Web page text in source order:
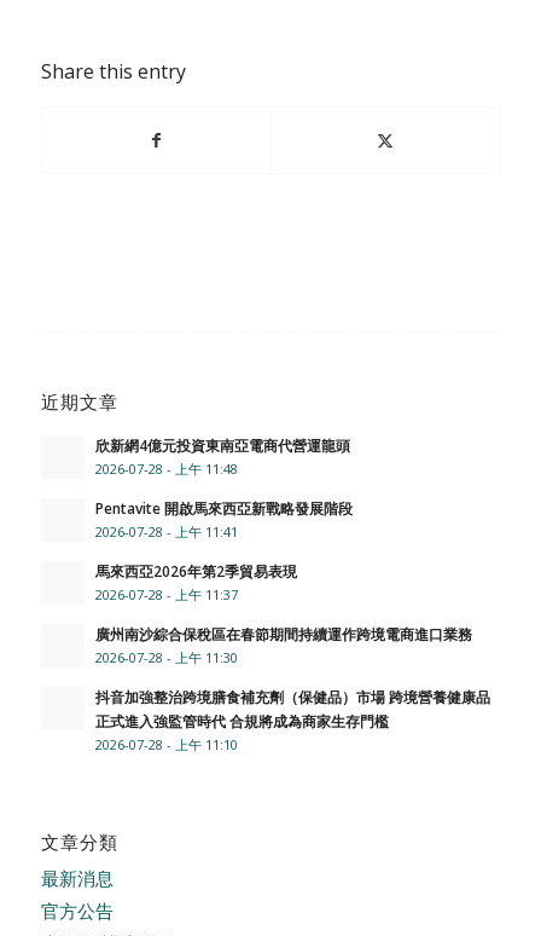
Share this entry
近期文章
欣新網4億元投資東南亞電商代營運龍頭
2026-07-28 - 上午 11:48
Pentavite 開啟馬來西亞新戰略發展階段
2026-07-28 - 上午 11:41
馬來西亞2026年第2季貿易表現
2026-07-28 - 上午 11:37
廣州南沙綜合保稅區在春節期間持續運作跨境電商進口業務
2026-07-28 - 上午 11:30
抖音加強整治跨境膳食補充劑（保健品）市場 跨境營養健康品
正式進入強監管時代 合規將成為商家生存門檻
2026-07-28 - 上午 11:10
文章分類
最新消息
官方公告